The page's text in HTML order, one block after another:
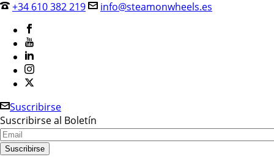
+34 610 382 219 info@steamonwheels.es
Suscribirse
Suscribirse al Boletín